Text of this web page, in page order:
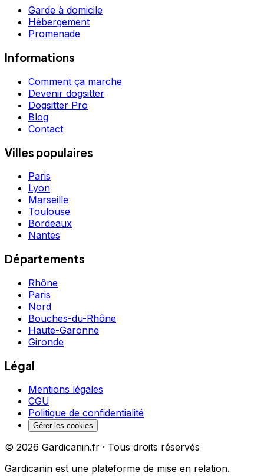
Garde à domicile
Hébergement
Promenade
Informations
Comment ça marche
Devenir dogsitter
Dogsitter Pro
Blog
Contact
Villes populaires
Paris
Lyon
Marseille
Toulouse
Bordeaux
Nantes
Départements
Rhône
Paris
Nord
Bouches-du-Rhône
Haute-Garonne
Gironde
Légal
Mentions légales
CGU
Politique de confidentialité
Gérer les cookies
© 2026 Gardicanin.fr · Tous droits réservés
Gardicanin est une plateforme de mise en relation.